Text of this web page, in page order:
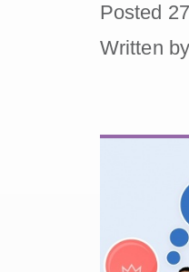
Posted
Written